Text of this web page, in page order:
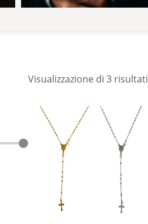
Visualizzazione di 3 risultati